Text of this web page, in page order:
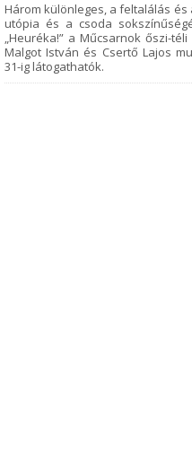
Három különleges, a feltalálás
utópia és a csoda
„Heuréka!” a Műcsarnok őszi-
Malgot István és Csertő Lajos
31-ig látogathatók.